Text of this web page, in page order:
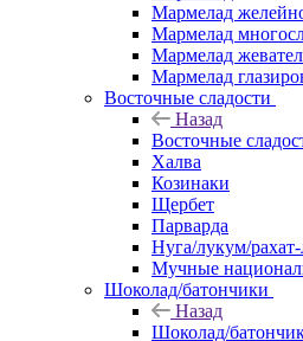
Мармелад
Мармелад
Мармелад
Мармелад
Восточные сладости
Назад
Восточные
Халва
Козинаки
Щербет
Парварда
Нуга/лукум/
Мучные
Шоколад/батончики
Назад
Шоколад/